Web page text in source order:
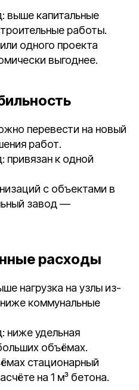
выше капитальные
работы.
одного проекта
выгоднее.
перевести на новый
работ.
привязан к одной
с объектами в
завод —
расходы
нагрузка на узлы из-
коммунальные
ниже удельная
объёмах.
стационарный
на 1 м³ бетона.